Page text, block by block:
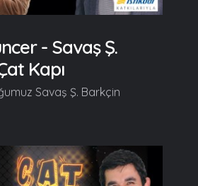
- Savaş Ş.
Kapı
Savaş Ş. Barkçin